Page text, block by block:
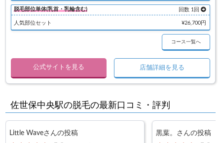
脱毛部位単体(乳首・乳輪含む) 回数 1回
人気部位セット ¥26,700円
コース一覧へ
公式サイトを見る 店舗詳細を見る
佐世保中央駅の脱毛の最新口コミ・評判
Little Waveさんの投稿 黒葉。さんの投稿